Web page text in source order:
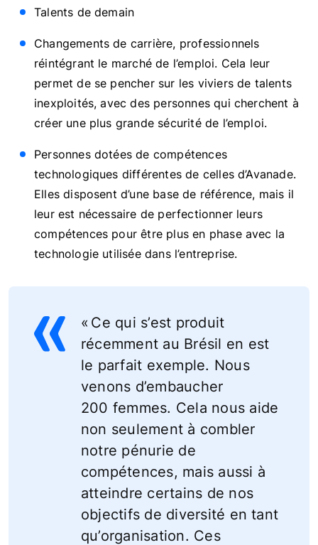
Talents de demain
Changements de carrière, professionnels
réintégrant le marché de l’emploi. Cela leur
permet de se pencher sur les viviers de talents
inexploités, avec des personnes qui cherchent à
créer une plus grande sécurité de l’emploi.
Personnes dotées de compétences
technologiques différentes de celles d’Avanade.
Elles disposent d’une base de référence, mais il
leur est nécessaire de perfectionner leurs
compétences pour être plus en phase avec la
technologie utilisée dans l’entreprise.
« Ce qui s’est produit
récemment au Brésil en est
le parfait exemple. Nous
venons d’embaucher
200 femmes. Cela nous aide
non seulement à combler
notre pénurie de
compétences, mais aussi à
atteindre certains de nos
objectifs de diversité en tant
qu’organisation. Ces